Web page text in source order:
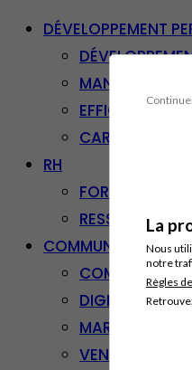
La
Nous
notre
Règles
DÉVELOPPEMENT
MANAGEMENT
EFFICACITÉ
CARRIÈRE &
RH
FORMATION
RESSOURCES
COMMUNICATION/
DIGITAL
MARKETING
VENTE –